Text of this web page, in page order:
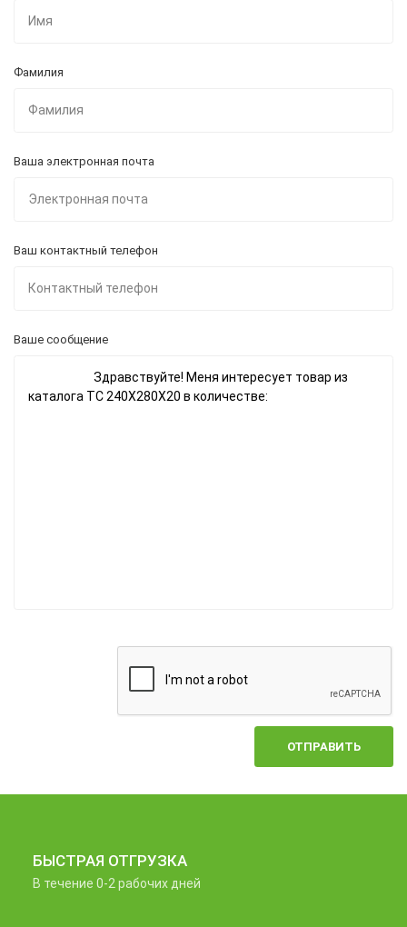
Фамилия
Ваша электронная почта
Ваш контактный телефон
Ваше сообщение
ОТПРАВИТЬ
БЫСТРАЯ ОТГРУЗКА
В течение 0-2 рабочих дней